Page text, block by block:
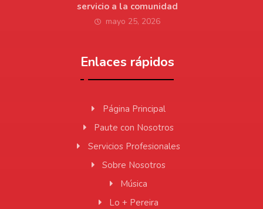
servicio a la comunidad
mayo 25, 2026
Enlaces rápidos
Página Principal
Paute con Nosotros
Servicios Profesionales
Sobre Nosotros
Música
Lo + Pereira